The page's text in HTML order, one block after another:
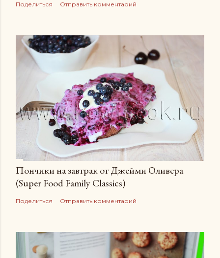
Поделиться Отправить комментарий
Пончики на завтрак от Джейми Оливера
(Super Food Family Сlassics)
Поделиться Отправить комментарий